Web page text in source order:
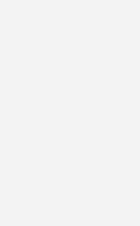
und
und Hybridmodellen kompatibel. Geladen
bei einphasigem und elf Kilowatt bei
jeweils mit einer Stromstärke von 16